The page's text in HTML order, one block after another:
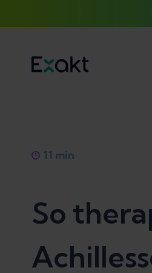
11 min
So